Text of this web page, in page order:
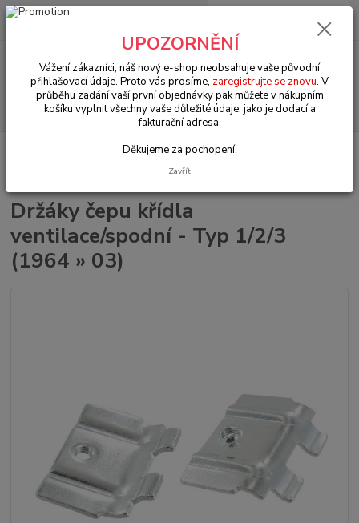
Menu
Hledat
+420 602 330 329
0 Kč
VW Brouk Typ 1 (1938 » 03) Exteriér (Exterior)
Držáky čepu křídla
ventilace/spodní - Typ 1/2/3
(1964 » 03)
UPOZORNĚNÍ
Vážení zákazníci, náš nový e-shop neobsahuje vaše původní
přihlašovací údaje. Proto vás prosíme, zaregistrujte se znovu. V
průběhu zadání vaší první objednávky pak můžete v nákupním
košíku vyplnit všechny vaše důležité údaje, jako je dodací a
fakturační adresa.
Děkujeme za pochopení.
Zavřít